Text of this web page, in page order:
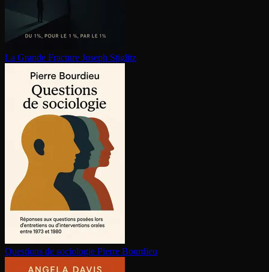
La Grande Fracture Joseph Stiglitz
Questions de sociologie Pierre Bourdieu